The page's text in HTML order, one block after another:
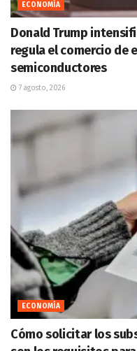
ECONOMÍA
Donald Trump
regula el comercio de
semiconductores
7 agosto, 2026
ECONOMÍA
Cómo solicitar los